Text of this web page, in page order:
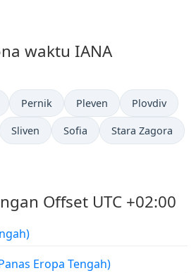
waktu IANA
Pernik Pleven Plovdiv
Sliven Sofia Stara Zagora
Offset UTC +02:00
Eropa Tengah)